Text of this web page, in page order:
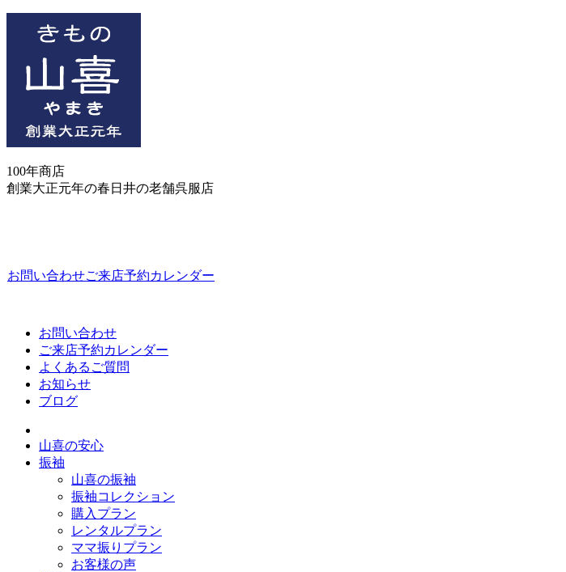
100年商店
創業大正元年の春日井の老舗呉服店
お問い合わせご来店予約カレンダー
お問い合わせ
ご来店予約カレンダー
よくあるご質問
お知らせ
ブログ
山喜の安心
振袖
山喜の振袖
振袖コレクション
購入プラン
レンタルプラン
ママ振りプラン
お客様の声